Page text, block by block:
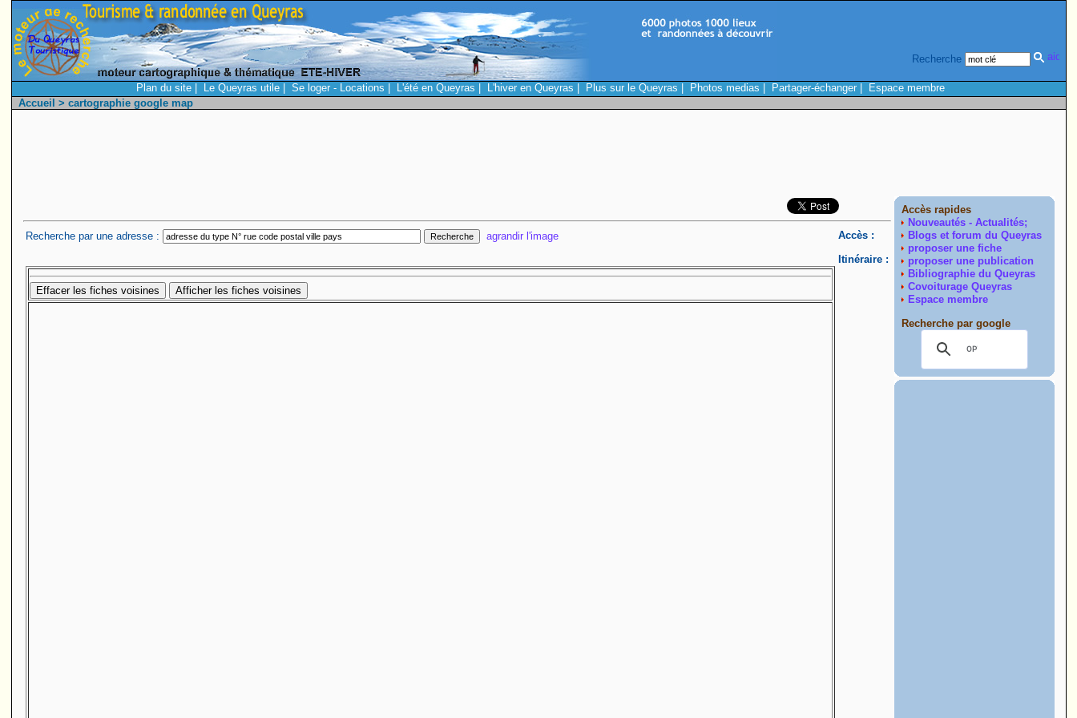
Recherche
Plan du site| Le Queyras utile| Se loger - Locations L'été en Queyras L'hiver en Queyras Plus sur le Queyras Photos medias Partager-échanger|
Espace membre
Accueil > cartographie google map
Recherche par une adresse : agrandir l'image
Accès :
Itinéraire :
Accès rapides
Nouveautés - Actualités;
Blogs et forum du Queyras
proposer une fiche
proposer une publication
Bibliographie du Queyras
Covoiturage Queyras
Espace membre
Recherche par google